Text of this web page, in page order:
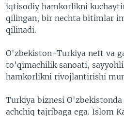
iqtisodiy hamkorlikni
qilingan, bir nechta bitimlar
qilinadi.
O'zbekiston-Turkiya neft va
to'qimachilik sanoati,
hamkorlikni rivojlantirishi
Turkiya biznesi
achchiq tajribaga ega. Islom